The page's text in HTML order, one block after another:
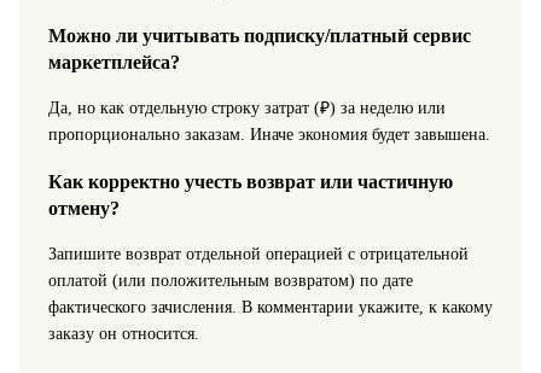
Можно ли учитывать подписку/платный сервис
маркетплейса?
Да, но как отдельную строку затрат (₽) за неделю или
пропорционально заказам. Иначе экономия будет завышена.
Как корректно учесть возврат или частичную
отмену?
Запишите возврат отдельной операцией с отрицательной
оплатой (или положительным возвратом) по дате
фактического зачисления. В комментарии укажите, к какому
заказу он относится.